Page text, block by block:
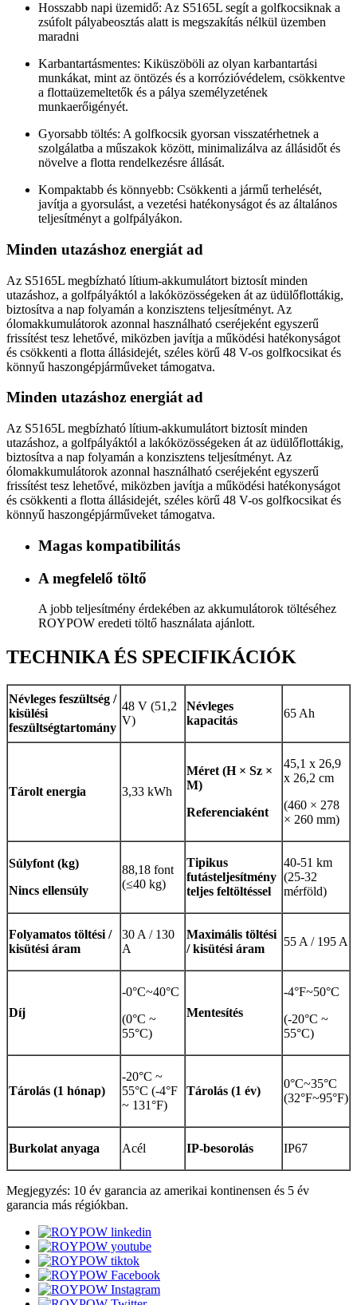
Hosszabb napi üzemidő: Az S5165L segít a golfkocsiknak a
zsúfolt pályabeosztás alatt is megszakítás nélkül üzemben
maradni
Karbantartásmentes: Kiküszöböli az olyan karbantartási
munkákat, mint az öntözés és a korrózióvédelem, csökkentve
a flottaüzemeltetők és a pálya személyzetének
munkaerőigényét.
Gyorsabb töltés: A golfkocsik gyorsan visszatérhetnek a
szolgálatba a műszakok között, minimalizálva az állásidőt és
növelve a flotta rendelkezésre állását.
Kompaktabb és könnyebb: Csökkenti a jármű terhelését,
javítja a gyorsulást, a vezetési hatékonyságot és az általános
teljesítményt a golfpályákon.
Minden utazáshoz energiát ad
Az S5165L megbízható lítium-akkumulátort biztosít minden
utazáshoz, a golfpályáktól a lakóközösségeken át az üdülőflottákig,
biztosítva a nap folyamán a konzisztens teljesítményt. Az
ólomakkumulátorok azonnal használható cseréjeként egyszerű
frissítést tesz lehetővé, miközben javítja a működési hatékonyságot
és csökkenti a flotta állásidejét, széles körű 48 V-os golfkocsikat és
könnyű haszongépjárműveket támogatva.
Minden utazáshoz energiát ad
Az S5165L megbízható lítium-akkumulátort biztosít minden
utazáshoz, a golfpályáktól a lakóközösségeken át az üdülőflottákig,
biztosítva a nap folyamán a konzisztens teljesítményt. Az
ólomakkumulátorok azonnal használható cseréjeként egyszerű
frissítést tesz lehetővé, miközben javítja a működési hatékonyságot
és csökkenti a flotta állásidejét, széles körű 48 V-os golfkocsikat és
könnyű haszongépjárműveket támogatva.
Magas kompatibilitás
A megfelelő töltő
A jobb teljesítmény érdekében az akkumulátorok töltéséhez
ROYPOW eredeti töltő használata ajánlott.
TECHNIKA ÉS SPECIFIKÁCIÓK
Névleges feszültség /
kisülési
feszültségtartomány
48 V (51,2
V)
Névleges
kapacitás
65 Ah
Tárolt energia 3,33 kWh
Méret (H × Sz ×
M)
Referenciaként
45,1 x 26,9
x 26,2 cm
(460 × 278
× 260 mm)
Súlyfont (kg)
Nincs ellensúly
88,18 font
(≤40 kg)
Tipikus
futásteljesítmény
teljes feltöltéssel
40-51 km
(25-32
mérföld)
Folyamatos töltési /
kisütési áram
30 A / 130
A
Maximális töltési
/ kisütési áram
55 A / 195 A
Díj
-0°C~40°C
(0°C ~
55°C)
Mentesítés
-4°F~50°C
(-20°C ~
55°C)
Tárolás (1 hónap)
-20°C ~
55°C (-4°F
~ 131°F)
Tárolás (1 év)
0°C~35°C
(32°F~95°F)
Burkolat anyaga Acél IP-besorolás IP67
Megjegyzés: 10 év garancia az amerikai kontinensen és 5 év
garancia más régiókban.